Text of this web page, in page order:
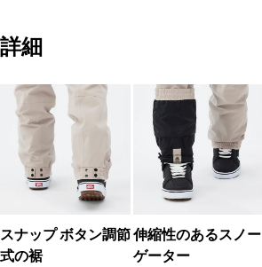
詳細
スナップ ボタン調節
式の裾
伸縮性のあるスノー
ゲーター